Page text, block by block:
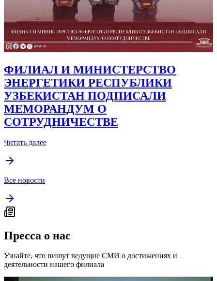
ФИЛИАЛ И МИНИСТЕРСТВО
ЭНЕРГЕТИКИ РЕСПУБЛИКИ
УЗБЕКИСТАН ПОДПИСАЛИ
МЕМОРАНДУМ О
СОТРУДНИЧЕСТВЕ
Читать далее
Все новости
Пресса о нас
Узнайте, что пишут ведущие СМИ о достижениях и
деятельности нашего филиала